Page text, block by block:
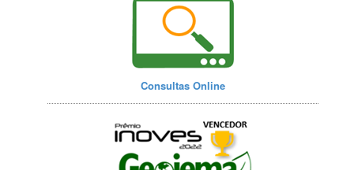
Consultas Online